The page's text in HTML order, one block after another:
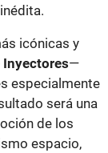
icónicas y
Inyectores—
especialmente
será una
de los
espacio,